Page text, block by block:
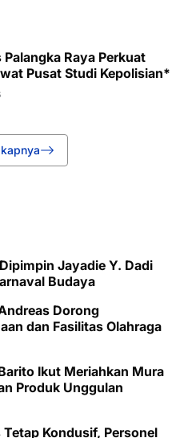
Raya Perkuat
Pusat Studi Kepolisian*
Jayadie Y. Dadi
Budaya
Dorong
dan Fasilitas Olahraga
Ikut Meriahkan Mura
Produk Unggulan
Kondusif, Personel